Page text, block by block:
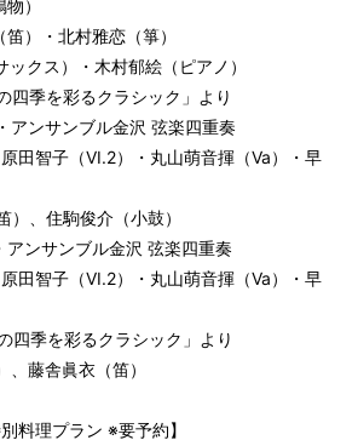
）
）・北村雅恋（箏）
クス）・木村郁絵（ピアノ）
四季を彩るクラシック」より
アンサンブル金沢 弦楽四重奏
田智子（VI.2）・丸山萌音揮（Va）・早
）、住駒俊介（小鼓）
アンサンブル金沢 弦楽四重奏
田智子（VI.2）・丸山萌音揮（Va）・早
四季を彩るクラシック」より
藤舎眞衣（笛）
料理プラン ※要予約】